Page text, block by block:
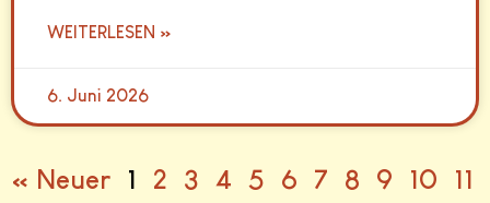
WEITERLESEN »
6. Juni 2026
« Neuer 1 2 3 4 5 6 7 8 9 10
11